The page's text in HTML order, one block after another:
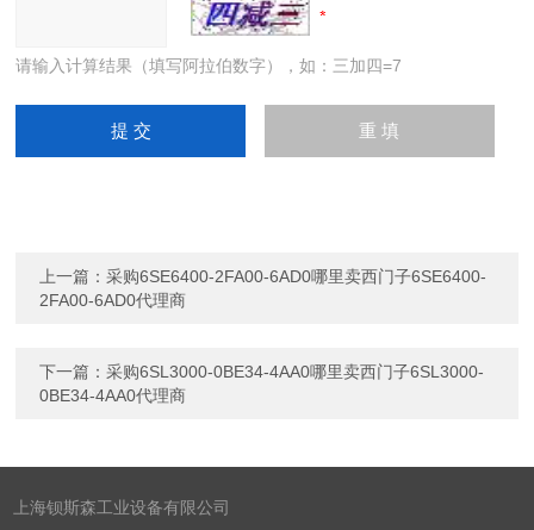
请输入计算结果（填写阿拉伯数字），如：三加四=7
上一篇：采购6SE6400-2FA00-6AD0哪里卖西门子6SE6400-
2FA00-6AD0代理商
下一篇：采购6SL3000-0BE34-4AA0哪里卖西门子6SL3000-
0BE34-4AA0代理商
上海钡斯森工业设备有限公司